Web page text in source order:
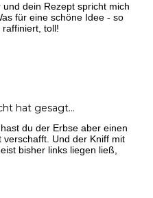
dein Rezept spricht mich
für eine schöne Idee - so
toll!
hat gesagt…
du der Erbse aber einen
verschafft. Und der Kniff mit
bisher links liegen ließ,